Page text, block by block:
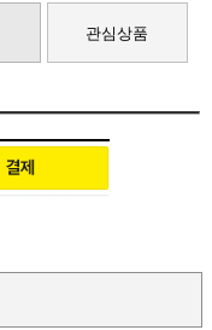
관심상품